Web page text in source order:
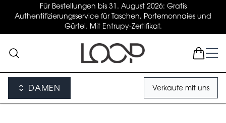
Für Bestellungen bis 31. August 2026: Gratis
Authentifizierungsservice für Taschen, Portemonnaies und
Gürtel. Mit Entrupy-Zertifikat.
DAMEN Verkaufe mit uns